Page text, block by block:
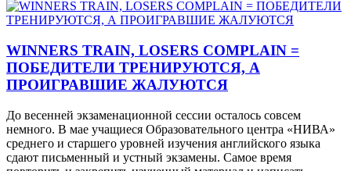
WINNERS TRAIN, LOSERS COMPLAIN =
ПОБЕДИТЕЛИ ТРЕНИРУЮТСЯ, А
ПРОИГРАВШИЕ ЖАЛУЮТСЯ
До весенней экзаменационной сессии осталось совсем
немного. В мае учащиеся Образовательного центра «НИВА»
среднего и старшего уровней изучения английского языка
сдают письменный и устный экзамены. Самое время